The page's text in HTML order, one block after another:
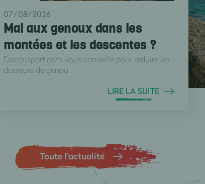
07/08/2026
Mal aux genoux dans les
montées et les descentes ?
Docdusport.com vous conseille pour réduire les
douleurs de genou .
LIRE LA SUITE
Toute l’actualité